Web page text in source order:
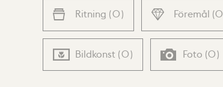
Ritning (0) Föremål (0
Bildkonst (0) Foto (0)